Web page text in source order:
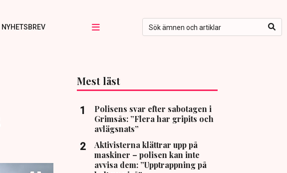
NYHETSBREV
Mest läst
Polisens svar efter sabotagen i
Grimsås: ”Flera har gripits och
avlägsnats”
Aktivisterna klättrar upp på
maskiner – polisen kan inte
avvisa dem: ”Upptrappning på